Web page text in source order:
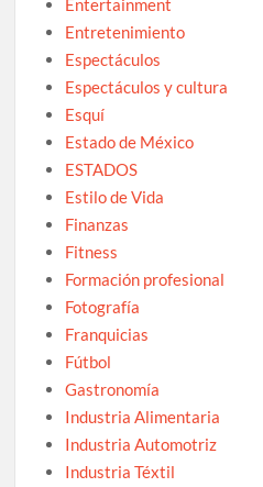
Entertainment
Entretenimiento
Espectáculos
Espectáculos y cultura
Esquí
Estado de México
ESTADOS
Estilo de Vida
Finanzas
Fitness
Formación profesional
Fotografía
Franquicias
Fútbol
Gastronomía
Industria Alimentaria
Industria Automotriz
Industria Téxtil